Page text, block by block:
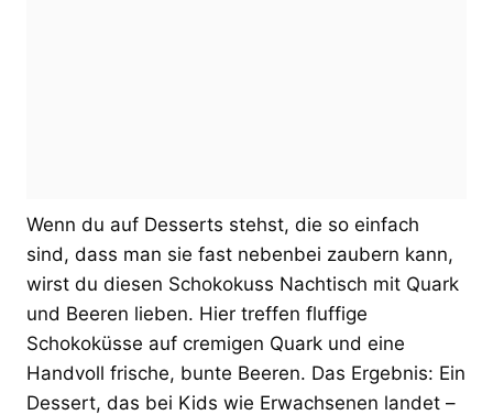
Wenn du auf Desserts stehst, die so einfach
sind, dass man sie fast nebenbei zaubern kann,
wirst du diesen Schokokuss Nachtisch mit Quark
und Beeren lieben. Hier treffen fluffige
Schokoküsse auf cremigen Quark und eine
Handvoll frische, bunte Beeren. Das Ergebnis: Ein
Dessert, das bei Kids wie Erwachsenen landet –